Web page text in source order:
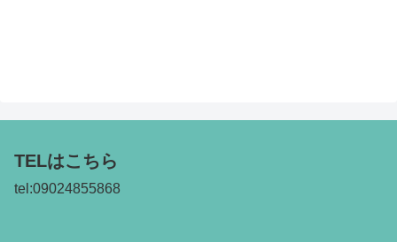
TELはこちら
tel:09024855868